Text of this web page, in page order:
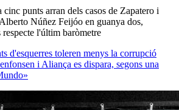
cinc punts arran dels casos de Zapatero i
Núñez Feijóo en guanya dos,
l'últim baròmetre
d'esquerres toleren menys la corrupció
i Aliança es dispara, segons una